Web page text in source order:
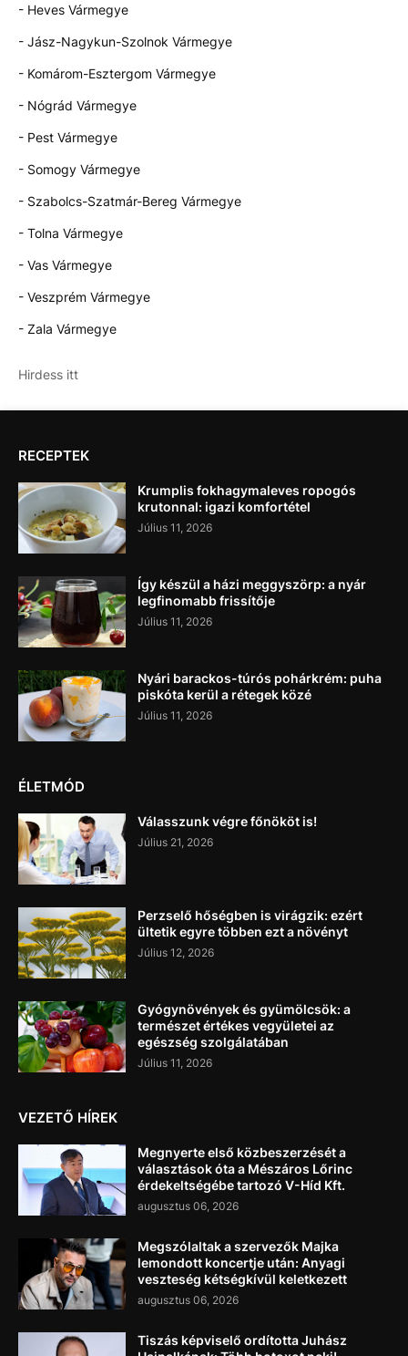
- Heves Vármegye
- Jász-Nagykun-Szolnok Vármegye
- Komárom-Esztergom Vármegye
- Nógrád Vármegye
- Pest Vármegye
- Somogy Vármegye
- Szabolcs-Szatmár-Bereg Vármegye
- Tolna Vármegye
- Vas Vármegye
- Veszprém Vármegye
- Zala Vármegye
Hirdess itt
RECEPTEK
Krumplis fokhagymaleves ropogós
krutonnal: igazi komfortétel
Július 11, 2026
Így készül a házi meggyszörp: a nyár
legfinomabb frissítője
Július 11, 2026
Nyári barackos-túrós pohárkrém: puha
piskóta kerül a rétegek közé
Július 11, 2026
ÉLETMÓD
Válasszunk végre főnököt is!
Július 21, 2026
Perzselő hőségben is virágzik: ezért
ültetik egyre többen ezt a növényt
Július 12, 2026
Gyógynövények és gyümölcsök: a
természet értékes vegyületei az
egészség szolgálatában
Július 11, 2026
VEZETŐ HÍREK
Megnyerte első közbeszerzését a
választások óta a Mészáros Lőrinc
érdekeltségébe tartozó V-Híd Kft.
augusztus 06, 2026
Megszólaltak a szervezők Majka
lemondott koncertje után: Anyagi
veszteség kétségkívül keletkezett
augusztus 06, 2026
Tiszás képviselő ordította Juhász